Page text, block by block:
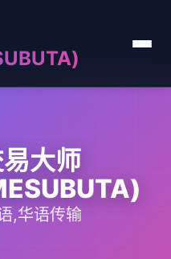
大师
,华语传输